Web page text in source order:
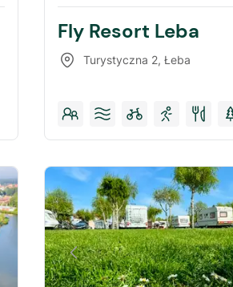
Fly Resort Leba
Turystyczna 2, Łeba